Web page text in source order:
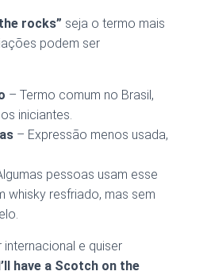
rocks” seja o termo mais
podem ser
– Termo comum no Brasil,
iniciantes.
– Expressão menos usada,
pessoas usam esse
whisky resfriado, mas sem
internacional e quiser
have a Scotch on the